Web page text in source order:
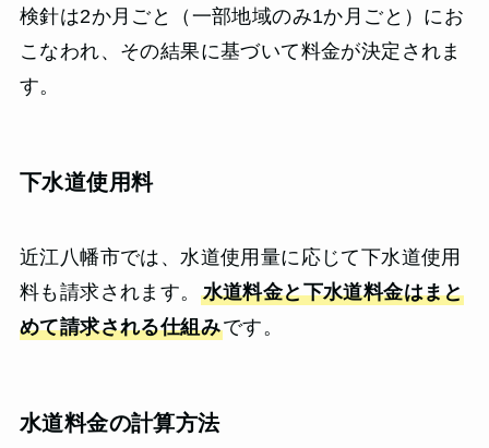
検針は2か月ごと（一部地域のみ1か月ごと）にお
こなわれ、その結果に基づいて料金が決定されま
す。
下水道使用料
近江八幡市では、水道使用量に応じて下水道使用
料も請求されます。 水道料金と下水道料金はまと
めて請求される仕組みです。
水道料金の計算方法